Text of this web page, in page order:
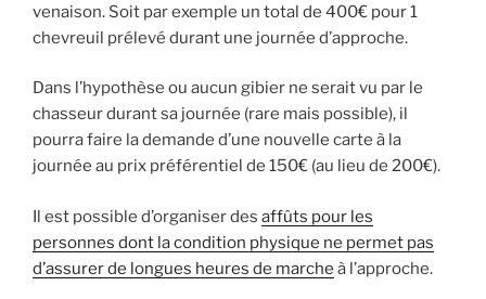
venaison. Soit par exemple un total de 400€ pour 1
chevreuil prélevé durant une journée d’approche.
Dans l’hypothèse ou aucun gibier ne serait vu par le
chasseur durant sa journée (rare mais possible), il
pourra faire la demande d’une nouvelle carte à la
journée au prix préférentiel de 150€ (au lieu de 200€).
Il est possible d’organiser des affûts pour les
personnes dont la condition physique ne permet pas
d’assurer de longues heures de marche à l’approche.